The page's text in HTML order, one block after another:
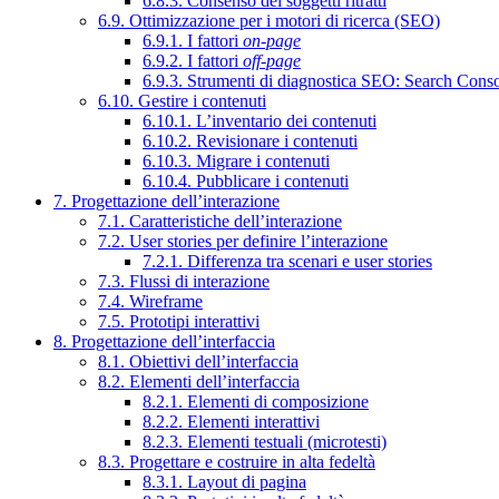
6.9. Ottimizzazione per i motori di ricerca (SEO)
6.9.1. I fattori on-page
6.9.2. I fattori off-page
6.9.3. Strumenti di diagnostica SEO: Search
6.10. Gestire i contenuti
6.10.1. L’inventario dei contenuti
6.10.2. Revisionare i contenuti
6.10.3. Migrare i contenuti
6.10.4. Pubblicare i contenuti
7. Progettazione dell’interazione
7.1. Caratteristiche dell’interazione
7.2. User stories per definire l’interazione
7.2.1. Differenza tra scenari e user stories
7.3. Flussi di interazione
7.4. Wireframe
7.5. Prototipi interattivi
8. Progettazione dell’interfaccia
8.1. Obiettivi dell’interfaccia
8.2. Elementi dell’interfaccia
8.2.1. Elementi di composizione
8.2.2. Elementi interattivi
8.2.3. Elementi testuali (microtesti)
8.3. Progettare e costruire in alta fedeltà
8.3.1. Layout di pagina